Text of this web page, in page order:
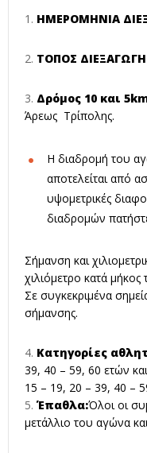
ΗΜΕΡΟΜΗΝΙΑ
ΤΟΠΟΣ
Δρόμος 10 και 5
Άρεως Τρίπολης.
Η διαδρομή του
αποτελείται από
υψομετρικές
διαδρομών
Σήμανση και
χιλιόμετρο κατά μήκος
Σε συγκεκριμένα
σήμανσης.
Κατηγορίες
39, 40 – 59, 60
15 – 19, 20 – 39, 40 –
Έπαθλα:Όλοι οι
μετάλλιο του αγώνα